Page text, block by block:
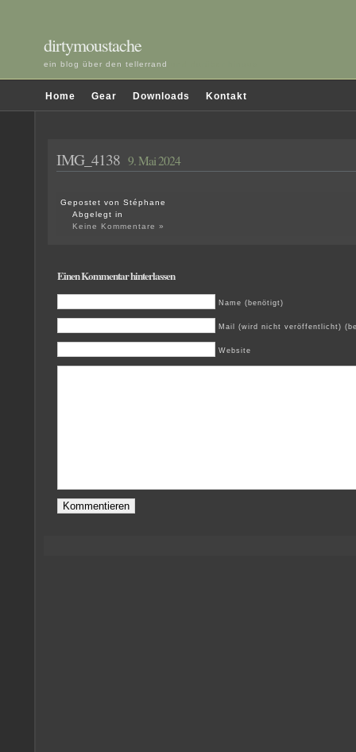
dirtymoustache
ein blog über den tellerrand
Home Gear Downloads Kontakt
IMG_4138 9. Mai 2024
Gepostet von Stéphane
Abgelegt in
Keine Kommentare »
Einen Kommentar hinterlassen
Name (benötigt)
Mail (wird nicht veröffentlicht)
Website